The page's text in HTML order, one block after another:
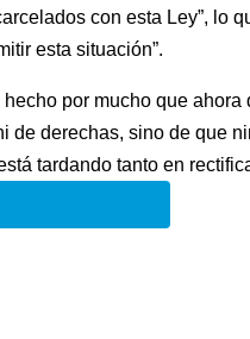
con esta Ley”, lo
esta situación”.
por mucho que
de derechas, sino de que
tardando tanto en